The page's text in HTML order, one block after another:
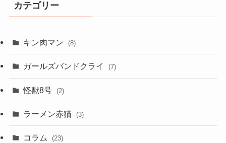
カテゴリー
キン肉マン (8)
ガールズバンドクライ (7)
怪獣8号 (2)
ラーメン赤猫 (3)
コラム (23)